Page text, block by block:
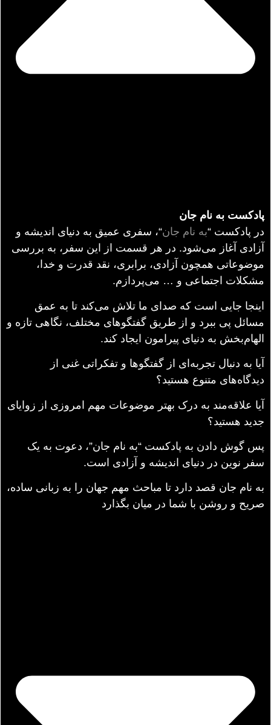
پادکست به نام جان
در پادکست “به نام جان“، سفری عمیق به دنیای اندیشه و
آزادی آغاز می‌شود. در هر قسمت از این سفر، به بررسی
موضوعاتی همچون آزادی، برابری، نقد قدرت و خدا،
مشکلات اجتماعی و … می‌پردازم.
اینجا جایی است که صدای ما تلاش می‌کند تا به عمق
مسائل پی ببرد و از طریق گفتگوهای مختلف، نگاهی تازه و
الهام‌بخش به دنیای پیرامون ایجاد کند.
آیا به دنبال تجربه‌ای از گفتگوها و تفکراتی غنی از
دیدگاه‌های متنوع هستید؟
آیا علاقه‌مند به درک بهتر موضوعات مهم امروزی از زوایای
جدید هستید؟
پس گوش دادن به پادکست “به نام جان”، دعوت به یک
سفر نوین در دنیای اندیشه و آزادی است.
به نام جان قصد دارد تا مباحث مهم جهان را به زبانی ساده،
صریح و روشن با شما در میان بگذارد